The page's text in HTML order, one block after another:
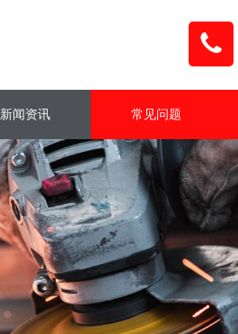
新闻资讯 常见问题